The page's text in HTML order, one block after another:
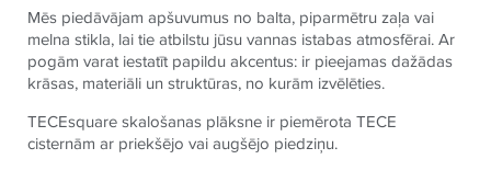
Mēs piedāvājam apšuvumus no balta, piparmētru zaļa vai
melna stikla, lai tie atbilstu jūsu vannas istabas atmosfērai. Ar
pogām varat iestatīt papildu akcentus: ir pieejamas dažādas
krāsas, materiāli un struktūras, no kurām izvēlēties.
TECEsquare skalošanas plāksne ir piemērota TECE
cisternām ar priekšējo vai augšējo piedziņu.